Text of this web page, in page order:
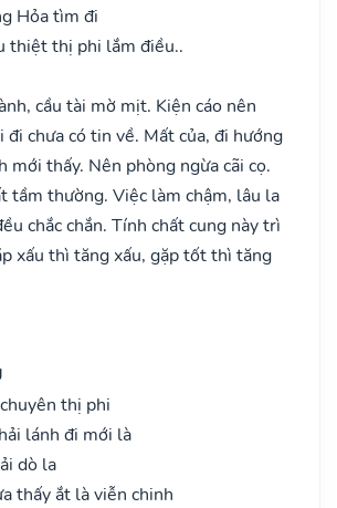
Hỏa tìm đi
thiệt thị phi lắm điều..
cầu tài mờ mịt. Kiện cáo nên
đi chưa có tin về. Mất của, đi hướng
mới thấy. Nên phòng ngừa cãi cọ.
tầm thường. Việc làm chậm, lâu la
chắc chắn. Tính chất cung này trì
xấu thì tăng xấu, gặp tốt thì tăng
thị phi
lánh đi mới là
dò la
thấy ắt là viễn chinh